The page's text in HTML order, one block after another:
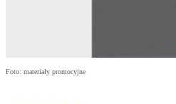
Foto: materiały promocyjne